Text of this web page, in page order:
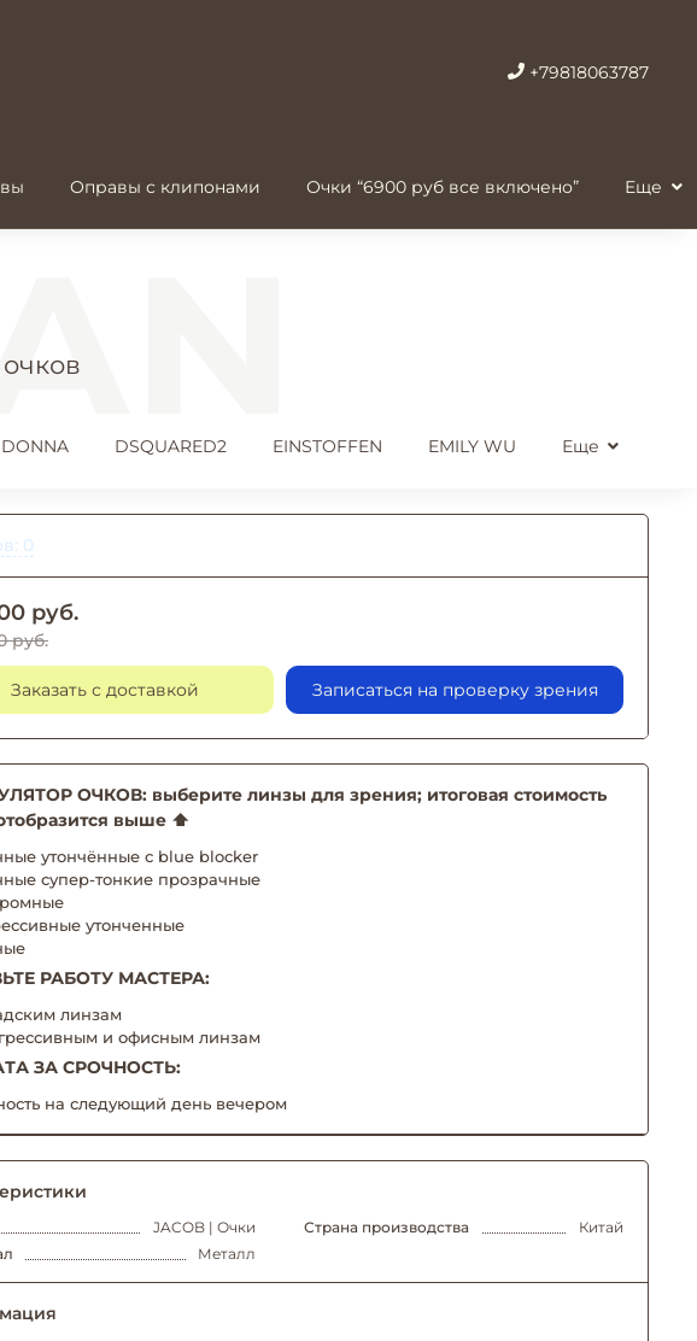
+79818063787
Оправы с клипонами Очки “6900 руб все включено” Еще
DONNA DSQUARED2 EINSTOFFEN EMILY WU Еще
0
руб.
руб.
Заказать с доставкой Записаться на проверку зрения
ОЧКОВ: выберите линзы для зрения; итоговая стоимость
выше ⬆️
утончённые с blue blocker
супер-тонкие прозрачные
утонченные
РАБОТУ МАСТЕРА:
линзам
и офисным линзам
ЗА СРОЧНОСТЬ:
на следующий день вечером
JACOB | Очки Страна производства
Китай
Металл